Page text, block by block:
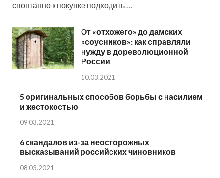
спонтанно к покупке подходить …
От «отхожего» до дамских
«соусников»: как справляли
нужду в дореволюционной
России
10.03.2021
5 оригинальных способов борьбы с насилием
и жестокостью
09.03.2021
6 скандалов из-за неосторожных
высказываний российских чиновников
08.03.2021